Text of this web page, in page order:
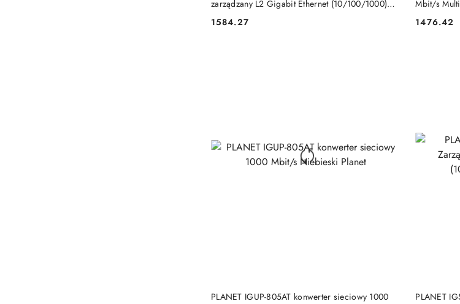
zarządzany L2 Gigabit Ethernet (10/100/1000)
Cena:
1584.27
Mbit/s
Cena:
1476.42
PLANET IGUP-805AT konwerter sieciowy 1000
DO KOSZYKA
PLANET